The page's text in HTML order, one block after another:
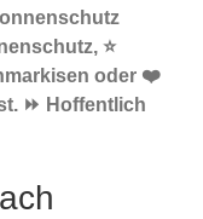
⭐
oder ❤️
⏩ Hoffentlich